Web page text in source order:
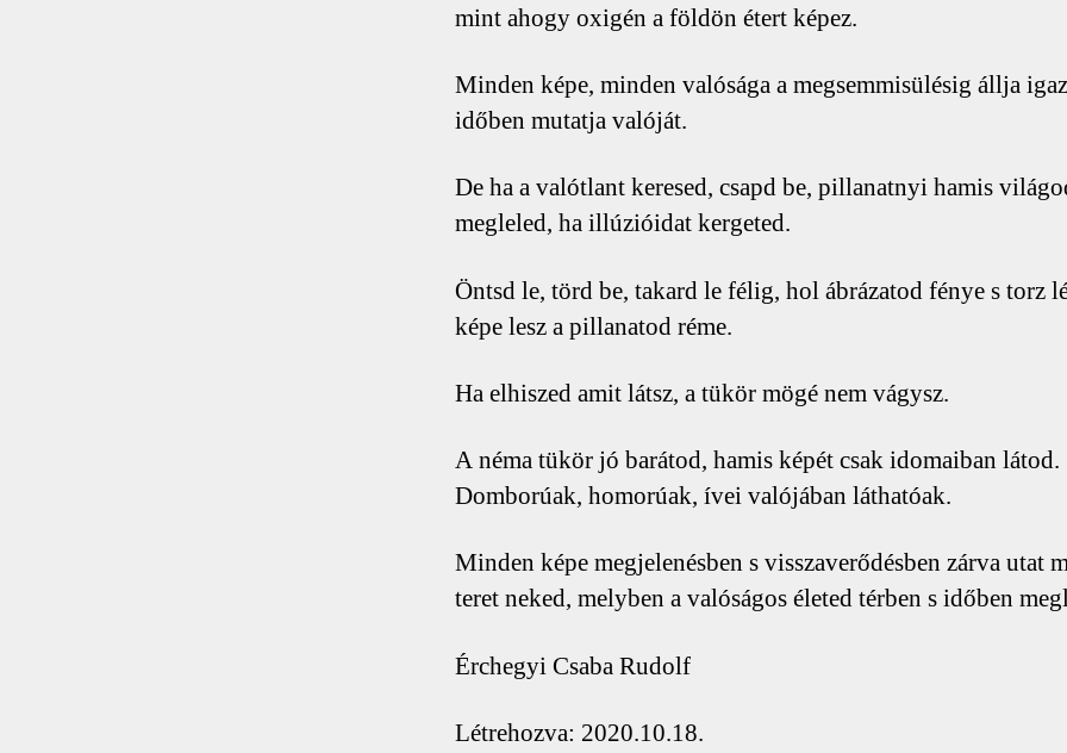
mint ahogy oxigén a földön étert képez.
Minden képe, minden valósága a megsemmisülésig állja
időben mutatja valóját.
De ha a valótlant keresed, csapd be, pillanatnyi hamis
megleled, ha illúzióidat kergeted.
Öntsd le, törd be, takard le félig, hol ábrázatod fénye s torz
képe lesz a pillanatod réme.
Ha elhiszed amit látsz, a tükör mögé nem vágysz.
A néma tükör jó barátod, hamis képét csak idomaiban látod.
Domborúak, homorúak, ívei valójában láthatóak.
Minden képe megjelenésben s visszaverődésben zárva utat
teret neked, melyben a valóságos életed térben s időben
Érchegyi Csaba Rudolf
Létrehozva: 2020.10.18.